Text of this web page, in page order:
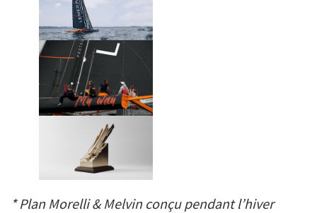
* Plan Morelli & Melvin conçu pendant l’hiver